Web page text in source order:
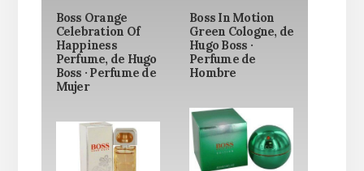
Boss Orange
Celebration Of
Happiness
Perfume, de Hugo
Boss · Perfume de
Mujer
Boss In Motion
Green Cologne, de
Hugo Boss ·
Perfume de
Hombre